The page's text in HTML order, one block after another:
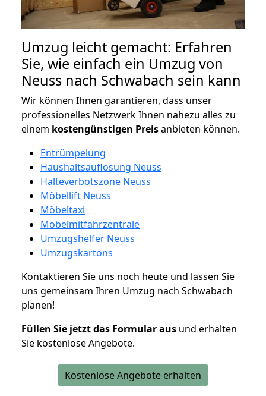
Umzug leicht gemacht: Erfahren
Sie, wie einfach ein Umzug von
Neuss nach Schwabach sein kann
Wir können Ihnen garantieren, dass unser
professionelles Netzwerk Ihnen nahezu alles zu
einem kostengünstigen Preisanbieten können.
Entrümpelung
Haushaltsauflösung Neuss
Halteverbotszone Neuss
Möbellift Neuss
Möbeltaxi
Möbelmitfahrzentrale
Umzugshelfer Neuss
Umzugskartons
Kontaktieren Sie uns noch heute und lassen Sie
uns gemeinsam Ihren Umzug nach Schwabach
planen!
Füllen Sie jetzt das Formular aus und erhalten
Sie kostenlose Angebote.
Kostenlose Angebote erhalten